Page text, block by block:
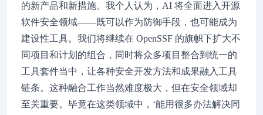
的新产品和新措施。我个人认为，AI 将全面进入开源
软件安全领域——既可以作为防御手段，也可能成为
建设性工具。我们将继续在 OpenSSF 的旗帜下扩大不
同项目和计划的组合，同时将众多项目整合到统一的
工具套件当中，让各种安全开发方法和成果融入工具
链条。这种融合工作当然难度极大，但在安全领域却
至关重要。毕竟在这类领域中，‘能用很多办法解决同